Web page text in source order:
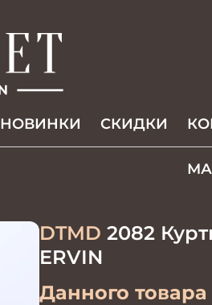
НОВИНКИ СКИДКИ
DTMD 2082
ERVIN
Данного